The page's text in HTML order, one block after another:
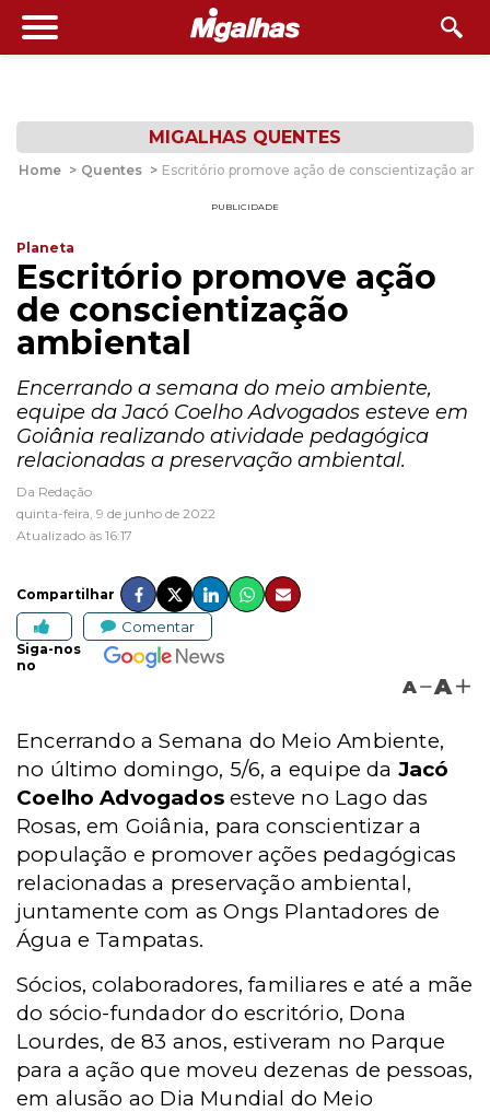
MIGALHAS QUENTES
Home > Quentes > Escritório promove ação de conscientização
PUBLICIDADE
Planeta
Escritório promove ação
de conscientização
ambiental
Encerrando a semana do meio ambiente,
equipe da Jacó Coelho Advogados esteve em
Goiânia realizando atividade pedagógica
relacionadas a preservação ambiental.
Da Redação
quinta-feira, 9 de junho de 2022
Atualizado às 16:17
Compartilhar
Comentar
Siga-nos
no
A A
Encerrando a Semana do Meio Ambiente,
no último domingo, 5/6, a equipe da Jacó
Coelho Advogados esteve no Lago das
Rosas, em Goiânia, para conscientizar a
população e promover ações pedagógicas
relacionadas a preservação ambiental,
juntamente com as Ongs Plantadores de
Água e Tampatas.
Sócios, colaboradores, familiares e até a mãe
do sócio-fundador do escritório, Dona
Lourdes, de 83 anos, estiveram no Parque
para a ação que moveu dezenas de pessoas,
em alusão ao Dia Mundial do Meio